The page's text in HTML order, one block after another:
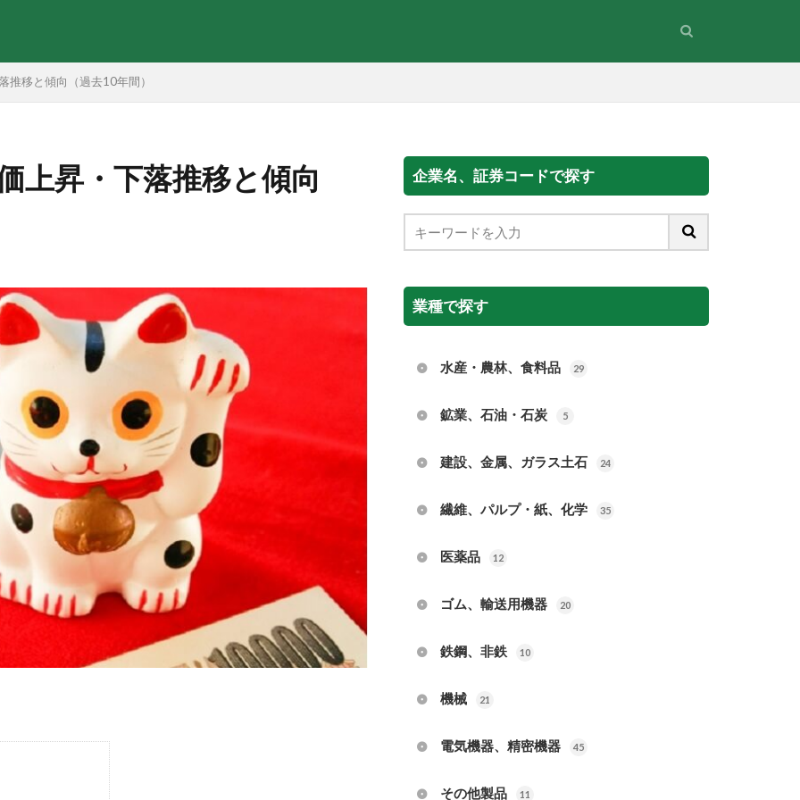
移と傾向（過去10年間）
上昇・下落推移と傾向 企業名、証券コードで探す
業種で探す
水産・農林、食料品 29
鉱業、石油・石炭 5
建設、金属、ガラス土石 24
繊維、パルプ・紙、化学 35
医薬品 12
ゴム、輸送用機器 20
鉄鋼、非鉄 10
機械 21
電気機器、精密機器 45
その他製品 11